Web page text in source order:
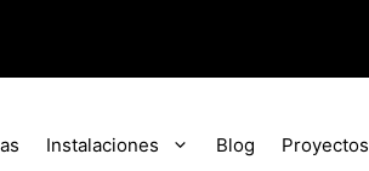
Instalaciones Blog Proyectos